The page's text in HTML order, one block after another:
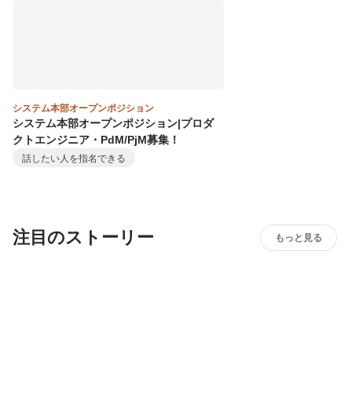
システム本部オープンポジション
システム本部オープンポジション|プロダ
クトエンジニア・PdM/PjM募集！
話したい人を指名できる
注目のストーリー もっと見る